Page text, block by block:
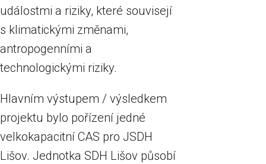
událostmi a riziky, které souvisejí
s klimatickými změnami,
antropogenními a
technologickými riziky.
Hlavním výstupem / výsledkem
projektu bylo pořízení jedné
velkokapacitní CAS pro JSDH
Lišov. Jednotka SDH Lišov působí